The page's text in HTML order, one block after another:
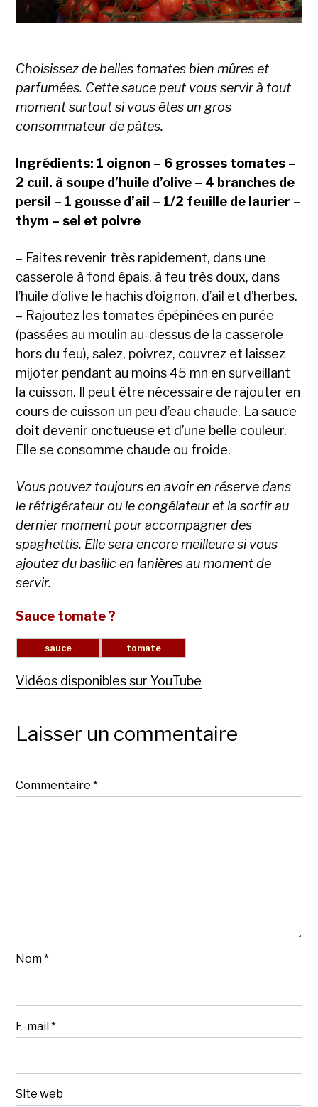
Choisissez de belles tomates bien mûres et
parfumées. Cette sauce peut vous servir à tout
moment surtout si vous êtes un gros
consommateur de pâtes.
Ingrédients: 1 oignon – 6 grosses tomates –
2 cuil. à soupe d’huile d’olive – 4 branches de
persil – 1 gousse d’ail – 1/2 feuille de laurier –
thym – sel et poivre
– Faites revenir très rapidement, dans une
casserole à fond épais, à feu très doux, dans
l’huile d’olive le hachis d’oignon, d’ail et d’herbes.
– Rajoutez les tomates épépinées en purée
(passées au moulin au-dessus de la casserole
hors du feu), salez, poivrez, couvrez et laissez
mijoter pendant au moins 45 mn en surveillant
la cuisson. Il peut être nécessaire de rajouter en
cours de cuisson un peu d’eau chaude. La sauce
doit devenir onctueuse et d’une belle couleur.
Elle se consomme chaude ou froide.
Vous pouvez toujours en avoir en réserve dans
le réfrigérateur ou le congélateur et la sortir au
dernier moment pour accompagner des
spaghettis. Elle sera encore meilleure si vous
ajoutez du basilic en lanières au moment de
servir.
Sauce tomate ?
Vidéos disponibles sur YouTube
Laisser un commentaire
Commentaire*
Nom*
E-mail*
Site web